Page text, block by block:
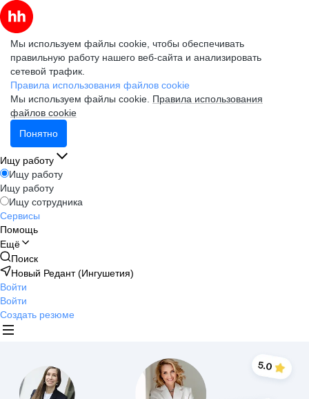
Мы используем файлы cookie, чтобы обеспечивать
правильную работу нашего веб-сайта и анализировать
сетевой трафик.
Правила использования файлов cookie
Мы используем файлы cookie. Правила использования
файлов cookie
Понятно
Ищу работу
Ищу работу
Ищу работу
Ищу сотрудника
Сервисы
Помощь
Ещё
Поиск
Новый Редант (Ингушетия)
Войти
Войти
Создать резюме